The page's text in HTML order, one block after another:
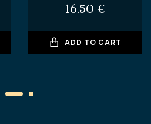
16.50 €
ADD TO CART